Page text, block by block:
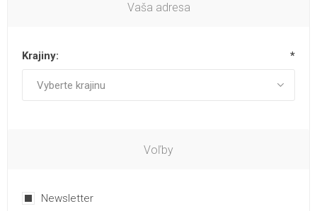
Vaša adresa
Krajiny: *
Voľby
Newsletter